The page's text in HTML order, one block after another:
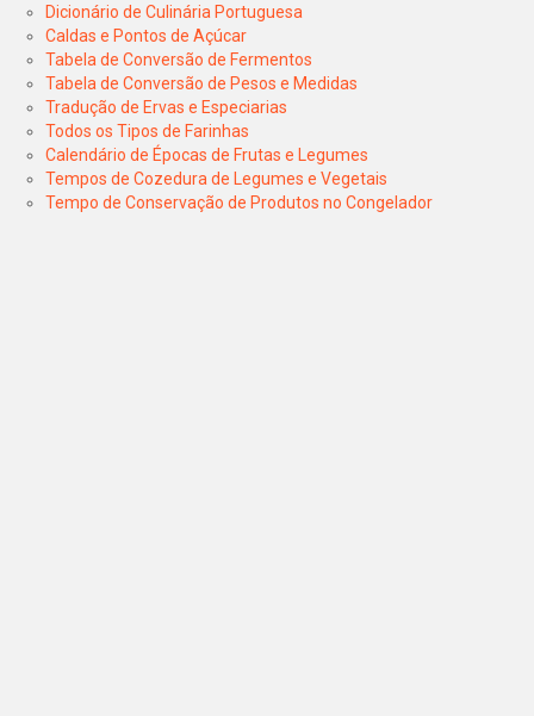
Dicionário de Culinária Portuguesa
Caldas e Pontos de Açúcar
Tabela de Conversão de Fermentos
Tabela de Conversão de Pesos e Medidas
Tradução de Ervas e Especiarias
Todos os Tipos de Farinhas
Calendário de Épocas de Frutas e Legumes
Tempos de Cozedura de Legumes e Vegetais
Tempo de Conservação de Produtos no Congelador